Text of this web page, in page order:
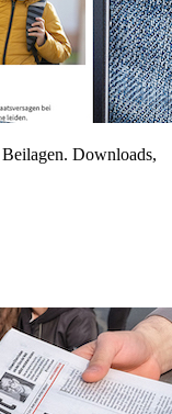
Downloads,